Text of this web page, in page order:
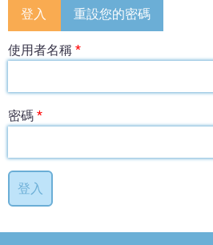
Primary
tabs
登入 重設您的密碼
使用者名稱
密碼